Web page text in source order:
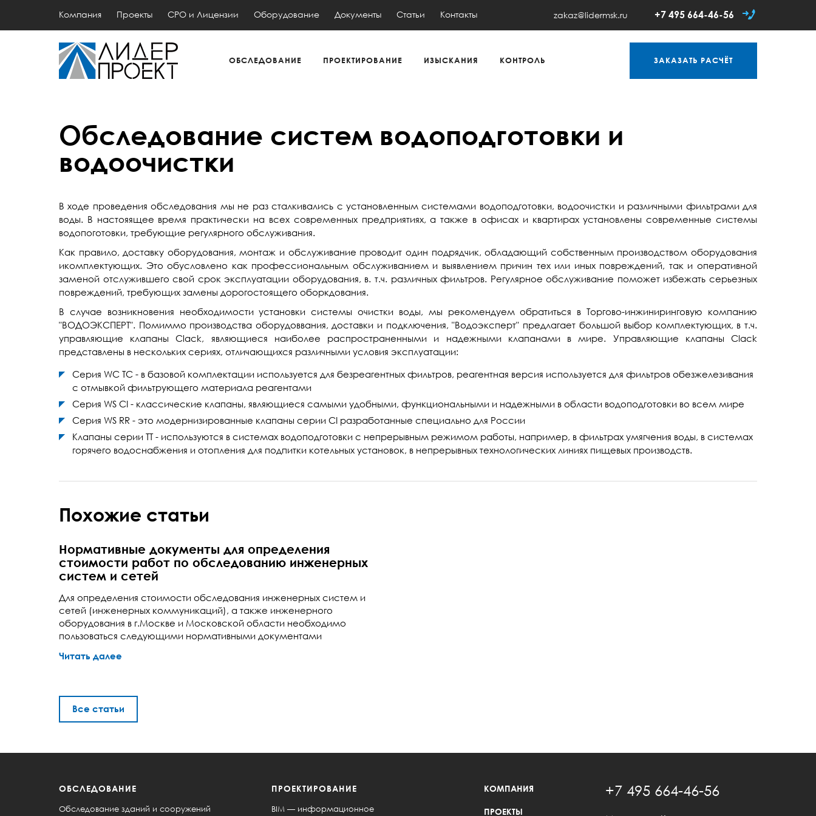
Компания Проекты СРО и Лицензии Оборудование Документы Статьи Контакты zakaz@lidermsk.ru +7 495 664-46-56
ОБСЛЕДОВАНИЕ ПРОЕКТИРОВАНИЕ ИЗЫСКАНИЯ КОНТРОЛЬ ЗАКАЗАТЬ РАСЧЁТ
Обследование систем водоподготовки и
водоочистки
В ходе проведения обследования мы не раз сталкивались с установленным системами водоподготовки, водоочистки и различными фильтрами для
воды. В настояящее время практически на всех современных предприятиях, а также в офисах и квартирах установлены современные системы
водопоготовки, требующие регулярного обслуживания.
Как правило, доставку оборудования, монтаж и обслуживание проводит один подрядчик, обладающий собственным производством оборудования
икомплектующих. Это обусловлено как профессиональным обслуживанием и выявлением причин тех или иных повреждений, так и оперативной
заменой отслужившего свой срок эксплуатации оборудования, в. т.ч. различных фильтров. Регулярное обслуживание поможет избежать серьезных
повреждений, требующих замены дорогостоящего оборкдования.
В случае возникновения необходимости установки системы очистки воды, мы рекомендуем обратиться в Торгово-инжиниринговую компанию
"ВОДОЭКСПЕРТ". Помиммо производства оборудоввания, доставки и подключения, "Водоэксперт" предлагает большой выбор комплектующих, в т.ч.
управляющие клапаны Clack, являющиеся наиболее распространенными и надежными клапанами в мире. Управляющие клапаны Clack
представлены в нескольких сериях, отличающихся различными условия эксплуатации:
Серия WC TC - в базовой комплектации используется для безреагентных фильтров, реагентная версия используется для фильтров обезжелезивания
с отмывкой фильтрующего материала реагентами
Серия WS CI - классические клапаны, являющиеся самыми удобными, функциональными и надежными в области водоподготовки во всем мире
Серия WS RR - это модернизированные клапаны серии CI разработанные специально для России
Клапаны серии TT - используются в системах водоподготовки с непрерывным режимом работы, например, в фильтрах умягчения воды, в системах
горячего водоснабжения и отопления для подпитки котельных установок, в непрерывных технологических линиях пищевых производств.
Похожие статьи
Нормативные документы для определения
стоимости работ по обследованию инженерных
систем и сетей
Для определения стоимости обследования инженерных систем и
сетей (инженерных коммуникаций), а также инженерного
оборудования в г.Москве и Московской области необходимо
пользоваться следующими нормативными документами
Читать далее
Все статьи
ОБСЛЕДОВАНИЕ
Обследование зданий и сооружений
ПРОЕКТИРОВАНИЕ
BIM — информационное
КОМПАНИЯ
ПРОЕКТЫ
+7 495 664-46-56